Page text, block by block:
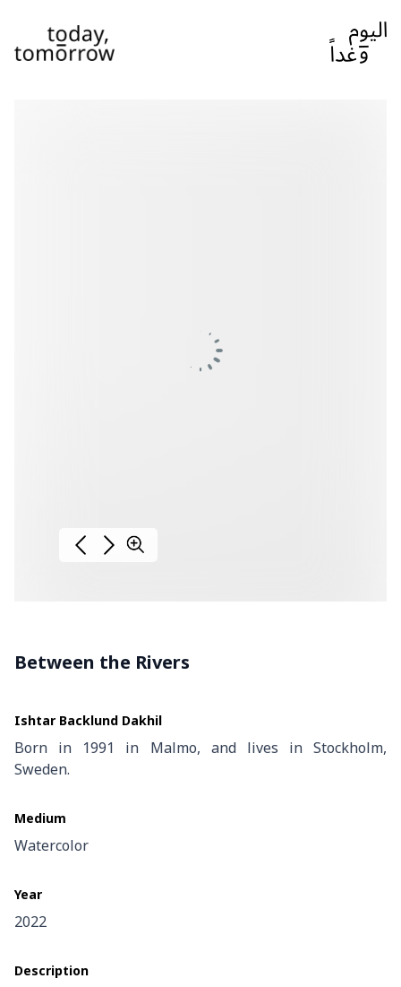
Between the Rivers
Ishtar Backlund Dakhil
Born in 1991 in Malmo, and lives in Stockholm,
Sweden.
Medium
Watercolor
Year
2022
Description